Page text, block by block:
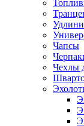
Чапсы
Чехлы